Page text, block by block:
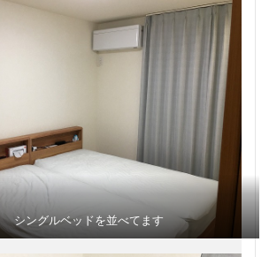
シングルベッドを並べてます